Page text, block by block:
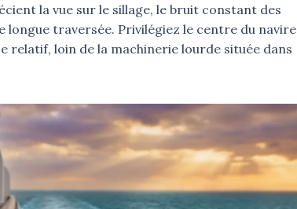
la vue sur le sillage, le bruit constant des
traversée. Privilégiez le centre du navire
relatif, loin de la machinerie lourde située dans